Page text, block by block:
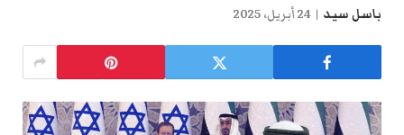
باسل سيد 24 أبريل، 2025